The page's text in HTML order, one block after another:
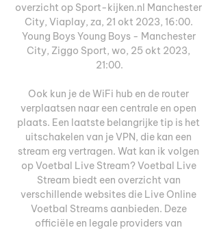
overzicht op Sport-kijken.nl Manchester
City, Viaplay, za, 21 okt 2023, 16:00.
Young Boys Young Boys - Manchester
City, Ziggo Sport, wo, 25 okt 2023,
21:00.
Ook kun je de WiFi hub en de router
verplaatsen naar een centrale en open
plaats. Een laatste belangrijke tip is het
uitschakelen van je VPN, die kan een
stream erg vertragen. Wat kan ik volgen
op Voetbal Live Stream? Voetbal Live
Stream biedt een overzicht van
verschillende websites die Live Online
Voetbal Streams aanbieden. Deze
officiële en legale providers van